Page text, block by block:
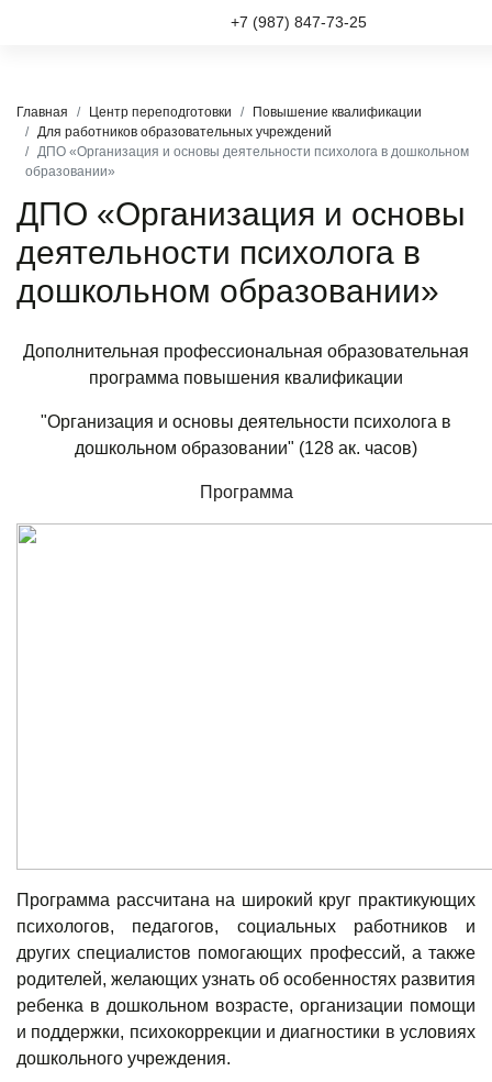
+7 (987) 847-73-25
Главная Центр переподготовки
Повышение квалификации
Для работников образовательных учреждений
ДПО «Организация и основы деятельности психолога в дошкольном
образовании»
ДПО «Организация и основы
деятельности психолога в
дошкольном образовании»
Дополнительная профессиональная образовательная
программа повышения квалификации
"Организация и основы деятельности психолога в
дошкольном образовании" (128 ак. часов)
Программа
Программа рассчитана на широкий круг практикующих
психологов, педагогов, социальных работников и
других специалистов помогающих профессий, а также
родителей, желающих узнать об особенностях развития
ребенка в дошкольном возрасте, организации помощи
и поддержки, психокоррекции и диагностики в условиях
дошкольного учреждения.